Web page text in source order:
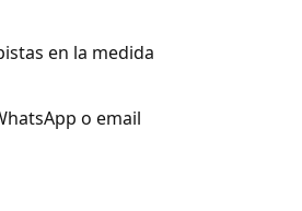
en la medida
o email